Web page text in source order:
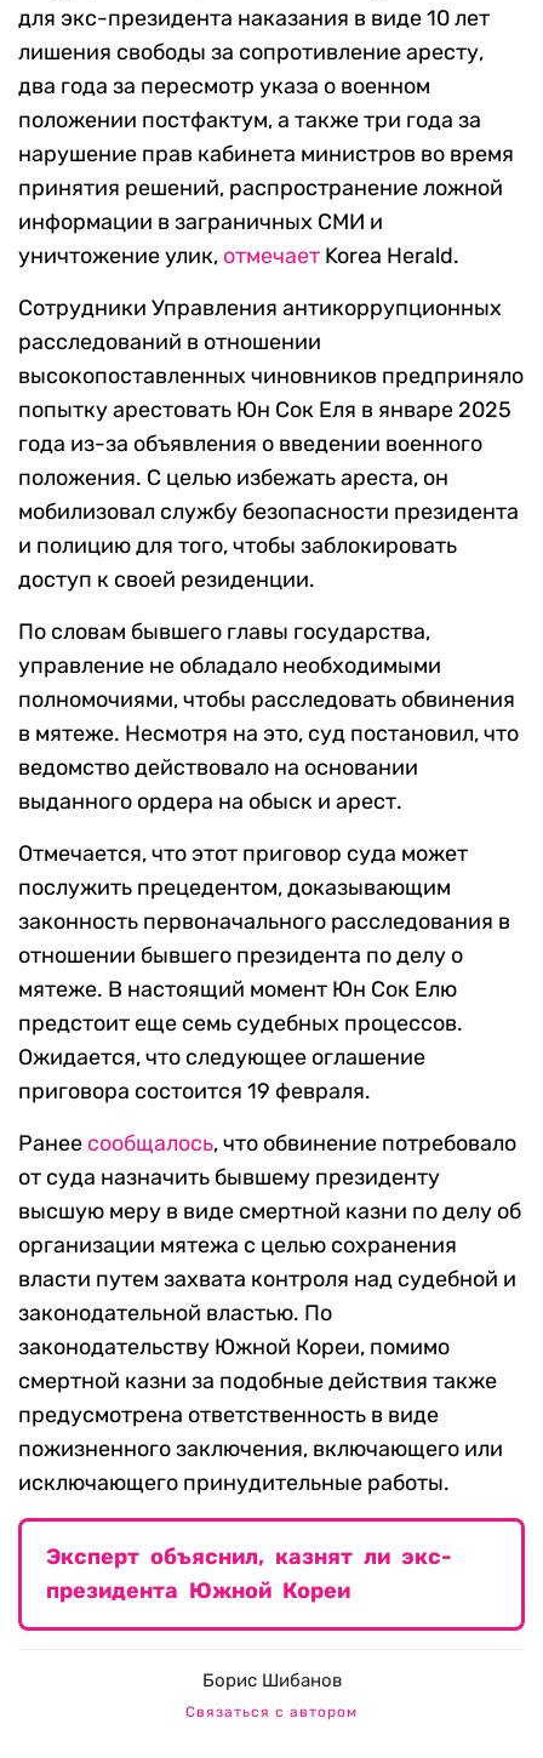
для экс-президента наказания в виде 10 лет
лишения свободы за сопротивление аресту,
два года за пересмотр указа о военном
положении постфактум, а также три года за
нарушение прав кабинета министров во время
принятия решений, распространение ложной
информации в заграничных СМИ и
уничтожение улик, отмечает Korea Herald.
Сотрудники Управления антикоррупционных
расследований в отношении
высокопоставленных чиновников предприняло
попытку арестовать Юн Сок Еля в январе 2025
года из-за объявления о введении военного
положения. С целью избежать ареста, он
мобилизовал службу безопасности президента
и полицию для того, чтобы заблокировать
доступ к своей резиденции.
По словам бывшего главы государства,
управление не обладало необходимыми
полномочиями, чтобы расследовать обвинения
в мятеже. Несмотря на это, суд постановил, что
ведомство действовало на основании
выданного ордера на обыск и арест.
Отмечается, что этот приговор суда может
послужить прецедентом, доказывающим
законность первоначального расследования в
отношении бывшего президента по делу о
мятеже. В настоящий момент Юн Сок Елю
предстоит еще семь судебных процессов.
Ожидается, что следующее оглашение
приговора состоится 19 февраля.
Ранее сообщалось, что обвинение потребовало
от суда назначить бывшему президенту
высшую меру в виде смертной казни по делу об
организации мятежа с целью сохранения
власти путем захвата контроля над судебной и
законодательной властью. По
законодательству Южной Кореи, помимо
смертной казни за подобные действия также
предусмотрена ответственность в виде
пожизненного заключения, включающего или
исключающего принудительные работы.
Эксперт объяснил, казнят ли экс-
президента Южной Кореи
Борис Шибанов
Связаться с автором